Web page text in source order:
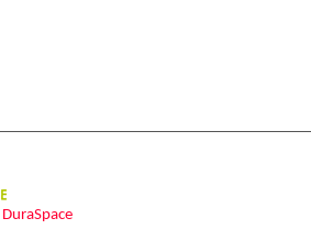
DuraSpace